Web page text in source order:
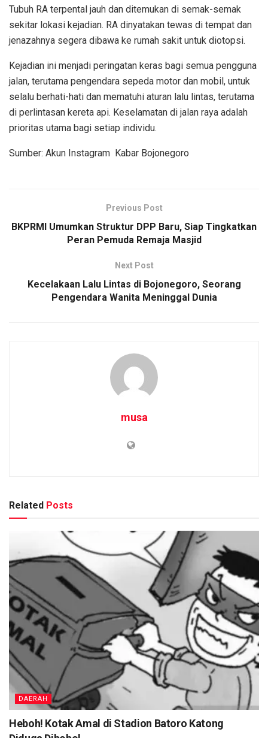
Tubuh RA terpental jauh dan ditemukan di semak-semak
sekitar lokasi kejadian. RA dinyatakan tewas di tempat dan
jenazahnya segera dibawa ke rumah sakit untuk diotopsi.
Kejadian ini menjadi peringatan keras bagi semua pengguna
jalan, terutama pengendara sepeda motor dan mobil, untuk
selalu berhati-hati dan mematuhi aturan lalu lintas, terutama
di perlintasan kereta api. Keselamatan di jalan raya adalah
prioritas utama bagi setiap individu.
Sumber: Akun Instagram Kabar Bojonegoro
Previous Post
BKPRMI Umumkan Struktur DPP Baru, Siap Tingkatkan
Peran Pemuda Remaja Masjid
Next Post
Kecelakaan Lalu Lintas di Bojonegoro, Seorang
Pengendara Wanita Meninggal Dunia
musa
Related Posts
DAERAH
Heboh! Kotak Amal di Stadion Batoro Katong